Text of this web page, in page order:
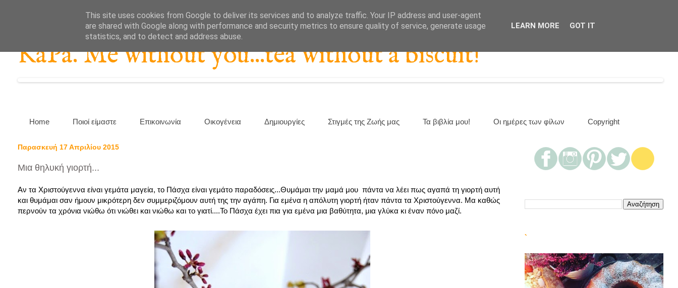
KaPa. Me without you...tea without a biscuit!
Home Ποιοί είμαστε Επικοινωνία Οικογένεια Δημιουργίες Στιγμές της Ζωής μας Τα βιβλία μου! Οι ημέρες των φίλων Copyright
Παρασκευή 17 Απριλίου 2015
Μια θηλυκή γιορτή...
Αν τα Χριστούγεννα είναι γεμάτα μαγεία, το Πάσχα είναι γεμάτο παραδόσεις...Θυμάμαι την μαμά μου πάντα να λέει πως αγαπά τη γιορτή αυτή
και θυμάμαι σαν ήμουν μικρότερη δεν συμμεριζόμουν αυτή της την αγάπη. Για εμένα η απόλυτη γιορτή ήταν πάντα τα Χριστούγεννα. Μα καθώς
περνούν τα χρόνια νιώθω ότι νιώθει και νιώθω και το γιατί....Το Πάσχα έχει πια για εμένα μια βαθύτητα, μια γλύκα κι έναν πόνο μαζί.
`
This site uses cookies from Google to deliver its services and to analyze traffic. Your IP address and user-agent
are shared with Google along with performance and security metrics to ensure quality of service, generate usage
statistics, and to detect and address abuse.
LEARN MORE GOT IT